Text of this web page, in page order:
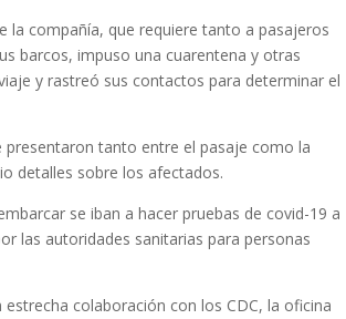
la compañía, que requiere tanto a pasajeros
barcos, impuso una cuarentena y otras
y rastreó sus contactos para determinar el
tanto entre el pasaje como la
detalles sobre los afectados.
se iban a hacer pruebas de covid-19 a
las autoridades sanitarias para personas
colaboración con los CDC, la oficina